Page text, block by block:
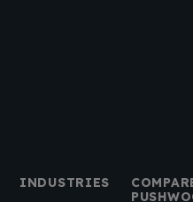
INDUSTRIES